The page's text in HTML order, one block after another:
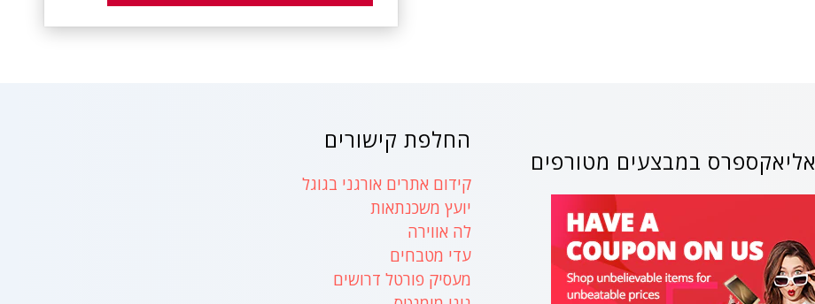
החלפת קישורים
קידום אתרים אורגני בגוגל
יועץ משכנתאות
לה אווירה
עדי מטבחים
מעסיק פורטל דרושים
אליאקספרס במבצעים מטורפים